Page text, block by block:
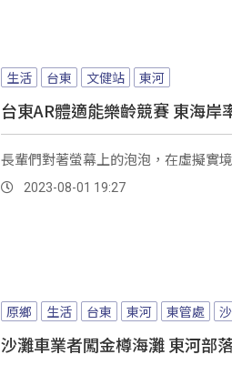
生活 台東 文健站 東河
台東AR體適能樂齡競賽 東海岸
長輩們對著螢幕上的泡泡，在虛擬實
2023-08-01 19:27
原鄉 生活 台東 東河 東管處
沙灘車業者闖金樽海灘 東河部